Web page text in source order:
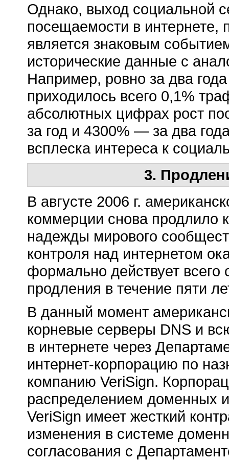
Однако, выход социальной
посещаемости в интернете,
является знаковым
исторические данные с
Например, ровно за два
приходилось всего 0,1%
абсолютных цифрах рост
за год и 4300% — за два
всплеска интереса к
3.
В августе 2006 г.
коммерции снова продлило
надежды мирового
контроля над интернетом
формально действует
продления в течение пяти
В данный момент
корневые серверы DNS и
в интернете через
интернет-корпорацию по
компанию VeriSign.
распределением доменных
VeriSign имеет жесткий
изменения в системе
согласования с